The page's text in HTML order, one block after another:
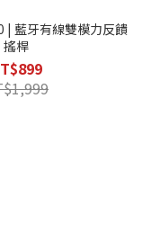
| 藍牙有線雙模力反饋
搖桿